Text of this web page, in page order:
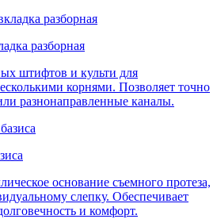
разборная
штифтов и культи для
корнями. Позволяет точно
разнонаправленные каналы.
основание съемного протеза,
слепку. Обеспечивает
и комфорт.